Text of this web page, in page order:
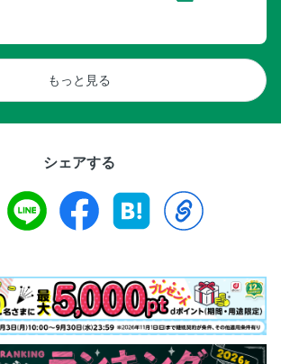
もっと見る
シェアする